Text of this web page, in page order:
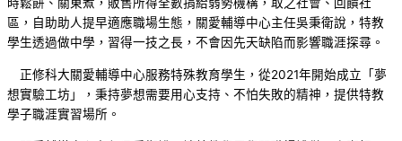
時鬆餅、關東煮，販售所得全數捐給弱勢機構，取之社會、回饋社
區，自助助人提早適應職場生態，關愛輔導中心主任吳秉衛說，特教
學生透過做中學，習得一技之長，不會因先天缺陷而影響職涯探尋。
正修科大關愛輔導中心服務特殊教育學生，從2021年開始成立「夢
想實驗工坊」，秉持夢想需要用心支持、不怕失敗的精神，提供特教
學子職涯實習場所。